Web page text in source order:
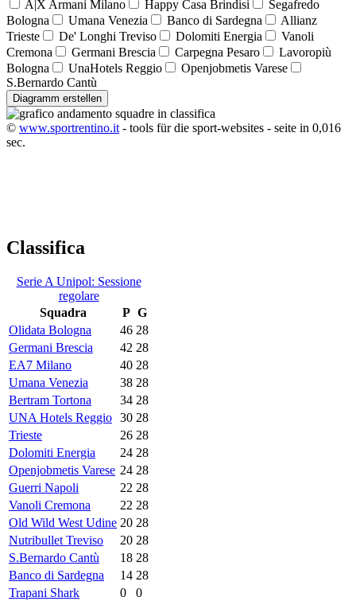
A|X Armani Milano Happy Casa Brindisi
Segafredo
Bologna
Umana Venezia Banco di Sardegna
Allianz
Trieste
De' Longhi Treviso Dolomiti Energia
Vanoli
Cremona
Germani Brescia Carpegna Pesaro
Lavoropiù
Bologna
UnaHotels Reggio
Openjobmetis Varese
S.Bernardo Cantù
Diagramm erstellen
© www.sportrentino.it- tools für die sport-websites - seite in 0,016
sec.
Classifica
Serie A Unipol: Sessione
regolare
Squadra
P G
Olidata Bologna
46 28
Germani Brescia
42 28
EA7 Milano
40 28
Umana Venezia
38 28
Bertram Tortona
34 28
UNA Hotels Reggio 30 28
Trieste
26 28
Dolomiti Energia
24 28
Openjobmetis Varese 24 28
Guerri Napoli
22 28
Vanoli Cremona
22 28
Old Wild West Udine 20 28
Nutribullet Treviso
20 28
S.Bernardo Cantù
18 28
Banco di Sardegna
14 28
Trapani Shark
0 0